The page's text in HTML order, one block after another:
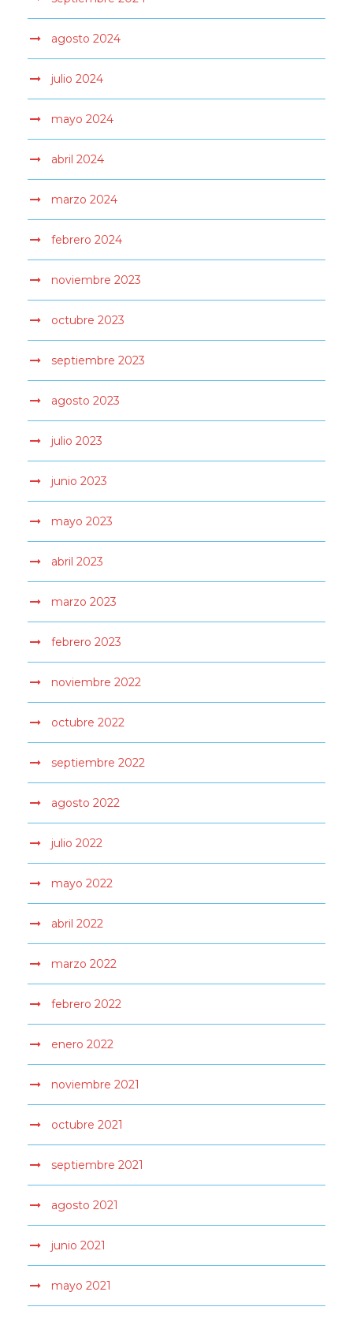
agosto 2024
julio 2024
mayo 2024
abril 2024
marzo 2024
febrero 2024
noviembre 2023
octubre 2023
septiembre 2023
agosto 2023
julio 2023
junio 2023
mayo 2023
abril 2023
marzo 2023
febrero 2023
noviembre 2022
octubre 2022
septiembre 2022
agosto 2022
julio 2022
mayo 2022
abril 2022
marzo 2022
febrero 2022
enero 2022
noviembre 2021
octubre 2021
septiembre 2021
agosto 2021
junio 2021
mayo 2021